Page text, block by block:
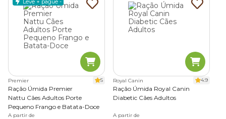
Leve + pague -
Premier 5
Ração Úmida Premier
Nattu Cães Adultos Porte
Pequeno Frango e Batata-Doce
A partir de
Royal Canin 4.9
Ração Úmida Royal Canin
Diabetic Cães Adultos
A partir de